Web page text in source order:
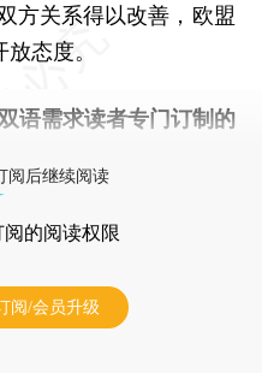
方关系得以改善，欧盟
态度。
语需求读者专门订制的
阅后继续阅读
阅的阅读权限
阅/会员升级